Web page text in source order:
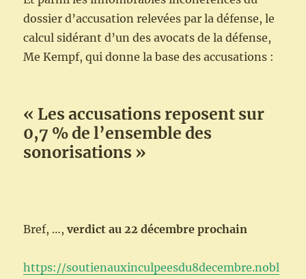
dossier d’accusation relevées par la défense, le
calcul sidérant d’un des avocats de la défense,
Me Kempf, qui donne la base des accusations :
« Les accusations reposent sur
0,7 % de l’ensemble des
sonorisations »
Bref, …,verdict au 22 décembre prochain
https://soutienauxinculpeesdu8decembre.nobl